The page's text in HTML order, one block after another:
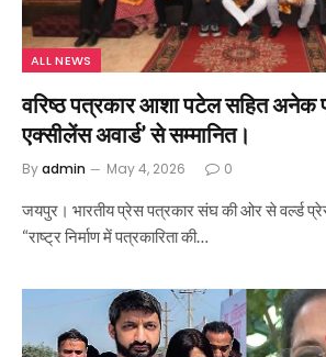
ALL NEWS
वरिष्ठ पत्रकार आशा पटेल सहित अनेक
एक्सीलेंस अवार्ड’ से सम्मानित।
Byadmin May 4, 2026 0
जयपुर। भारतीय प्रेस पत्रकार संघ की ओर से वर्ल्ड
“राष्ट्र निर्माण में पत्रकारिता की…